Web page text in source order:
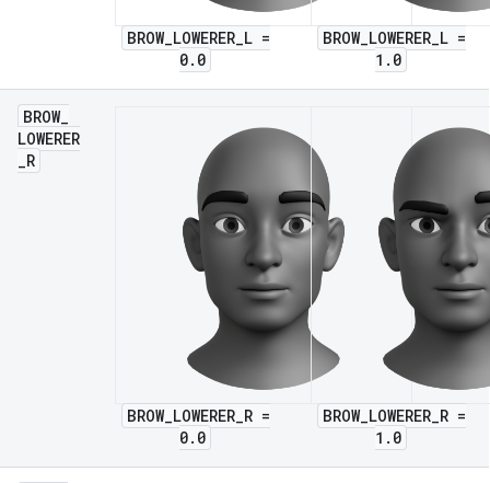
BROW_LOWERER_L =
0.0
BROW_LOWERER_L =
1.0
BROW_
LOWERER
_R
BROW_LOWERER_R =
0.0
BROW_LOWERER_R =
1.0